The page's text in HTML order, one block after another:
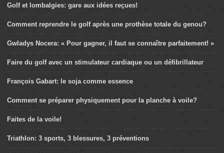
Golf et lombalgies: gare aux idées reçues!
Comment reprendre le golf après une prothèse totale du genou?
Gwladys Nocera: « Pour gagner, il faut se connaître parfaitement! »
Faire du golf avec un stimulateur cardiaque ou un défibrillateur
François Gabart: le soja comme essence
Comment se préparer physiquement pour la planche à voile?
Faites de la voile!
Triathlon: 3 sports, 3 blessures, 3 préventions